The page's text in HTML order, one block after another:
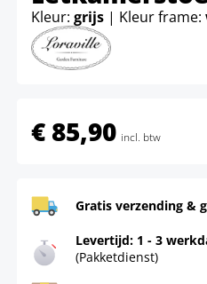
Kleur: grijs | Kleur frame:
€ 85,90 incl. btw
Gratis verzending &
Levertijd: 1 - 3
(Pakketdienst)